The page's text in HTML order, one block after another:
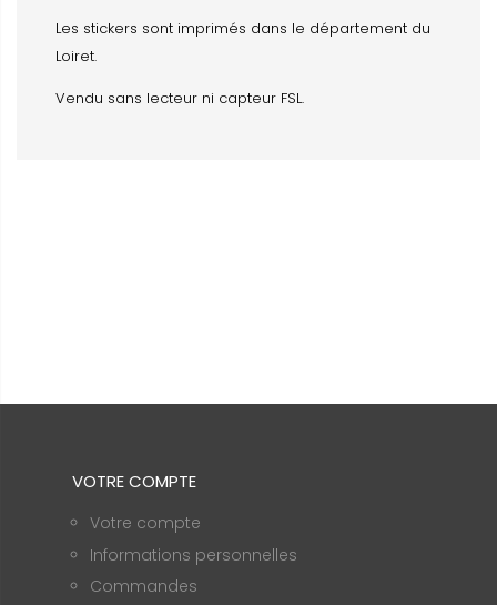
Les stickers sont imprimés dans le département du
Loiret.
Vendu sans lecteur ni capteur FSL.
VOTRE COMPTE
Votre compte
Informations personnelles
Commandes